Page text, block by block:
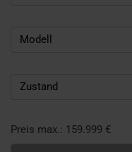
Modell
Zustand
Preis max.: 159.999 €